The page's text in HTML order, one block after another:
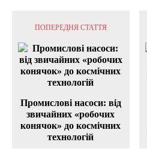
ПОПЕРЕДНЯ СТАТТЯ
Промислові насоси: від
звичайних «робочих
конячок» до космічних
технологій